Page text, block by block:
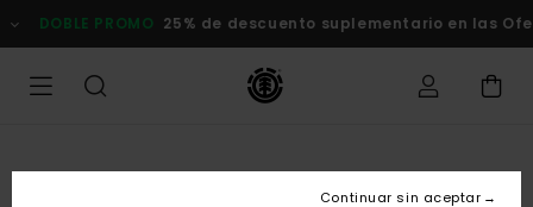
la
DOBLE PROMO 25% de descuento suplementario en las Ofertas
Continuar sin aceptar